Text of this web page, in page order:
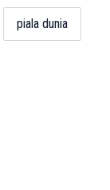
piala dunia